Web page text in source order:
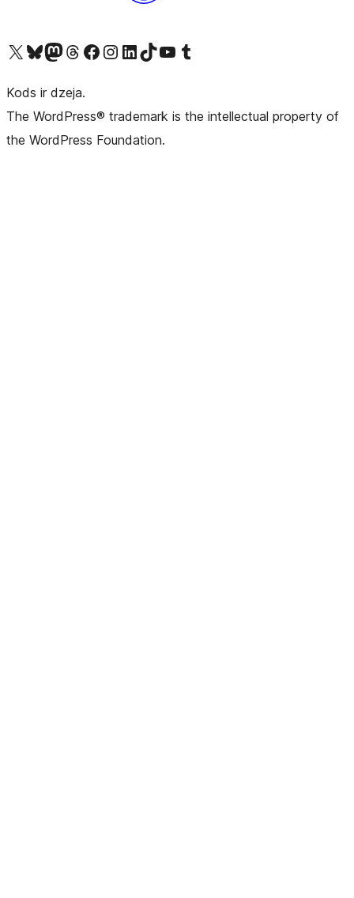
Apmeklējiet mūsu X (agrāk Twitter) kontu
Apmeklējiet mūsu Bluesky kontu
Apmeklējiet mūsu Mastodon kontu
Apmeklējiet mūsu Threads kontu
Apmeklējiet mūsu Facebook lapuApmeklējiet mūsu Instagram kontu
Apmeklējiet mūsu LinkedIn kontu
Apmeklējiet mūsu TikTok kontu
Apmeklējiet mūsu YouTube kanālu
Apmeklējiet mūsu Tumblr kontu
Kods ir dzeja.
The WordPress® trademark is the intellectual property of
the WordPress Foundation.